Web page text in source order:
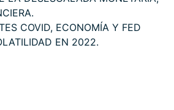
COVID, ECONOMÍA Y FED
EN 2022.